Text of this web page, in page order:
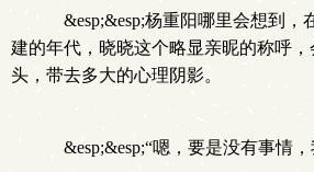
&esp;&esp;杨重阳哪里会想到，
建的年代，晓晓这个略显亲昵的称呼，
头，带去多大的心理阴影。
&esp;&esp;“嗯，要是没有事情